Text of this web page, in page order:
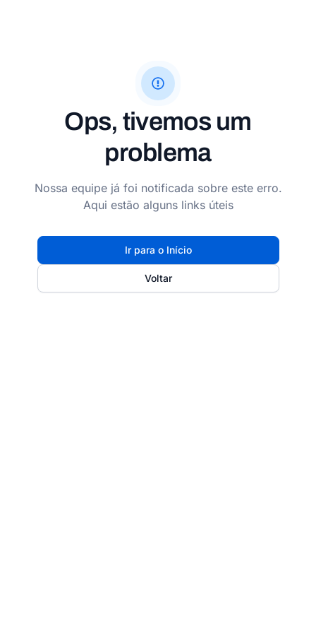
Ops, tivemos um
problema
Nossa equipe já foi notificada sobre este erro.
Aqui estão alguns links úteis
Ir para o Início
Voltar